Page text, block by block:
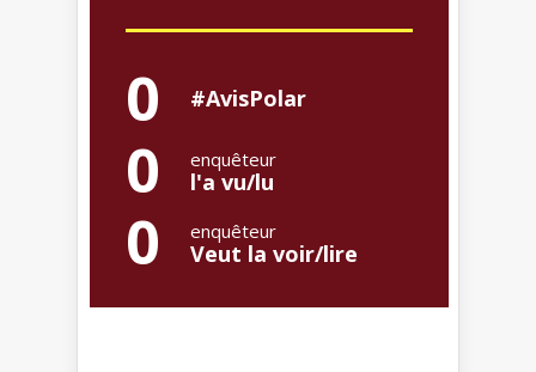
0 #AvisPolar
0 enquêteur
l'a vu/lu
0 enquêteur
Veut la voir/lire